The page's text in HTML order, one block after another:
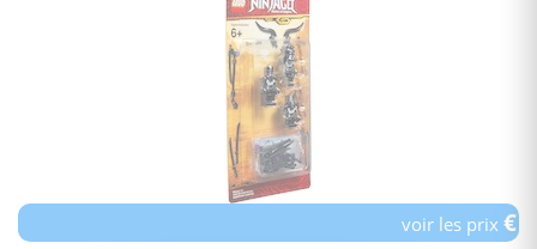
voir les prix€